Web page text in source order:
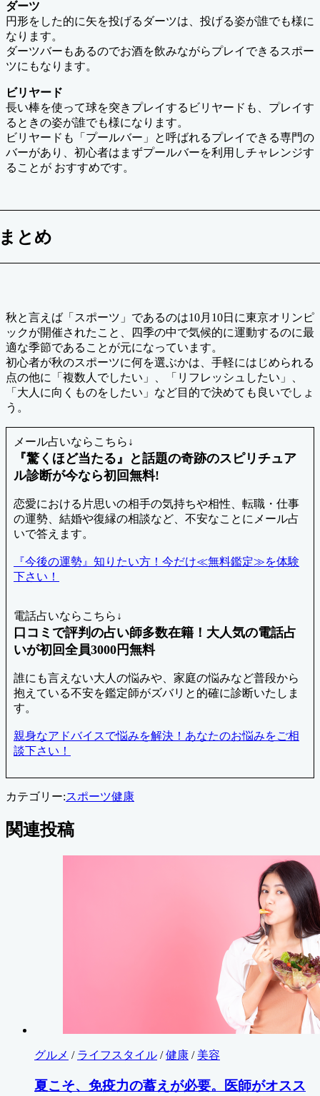
ダーツ
円形をした的に矢を投げるダーツは、投げる姿が誰でも様に
なります。
ダーツバーもあるのでお酒を飲みながらプレイできるスポー
ツにもなります。
ビリヤード
長い棒を使って球を突きプレイするビリヤードも、プレイす
るときの姿が誰でも様になります。
ビリヤードも「プールバー」と呼ばれるプレイできる専門の
バーがあり、初心者はまずプールバーを利用しチャレンジす
ることが おすすめです。
とめ
秋と言えば「スポーツ」であるのは10月10日に東京オリンピ
ックが開催されたこと、四季の中で気候的に運動するのに最
適な季節であることが元になっています。
初心者が秋のスポーツに何を選ぶかは、手軽にはじめられる
点の他に「複数人でしたい」、「リフレッシュしたい」、
「大人に向くものをしたい」など目的で決めても良いでしょ
う。
メール占いならこちら↓
『驚くほど当たる』と話題の奇跡のスピリチュア
ル診断が今なら初回無料!
恋愛における片思いの相手の気持ちや相性、転職・仕事
の運勢、結婚や復縁の相談など、不安なことにメール占
いで答えます。
『今後の運勢』知りたい方！今だけ≪無料鑑定≫を体験
下さい！
電話占いならこちら↓
口コミで評判の占い師多数在籍！大人気の電話占
いが初回全員3000円無料
誰にも言えない大人の悩みや、家庭の悩みなど普段から
抱えている不安を鑑定師がズバリと的確に診断いたしま
す。
親身なアドバイスで悩みを解決！あなたのお悩みをご相
談下さい！
カテゴリー:スポーツ健康
関連投稿
グルメ / ライフスタイル /健康 / 美容
夏こそ、免疫力の蓄えが必要。医師がオスス